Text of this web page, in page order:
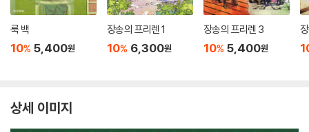
룩 백
10% 5,400원
장송의 프리렌 1
10% 6,300원
장송의 프리렌 3
10% 5,400원
상세 이미지